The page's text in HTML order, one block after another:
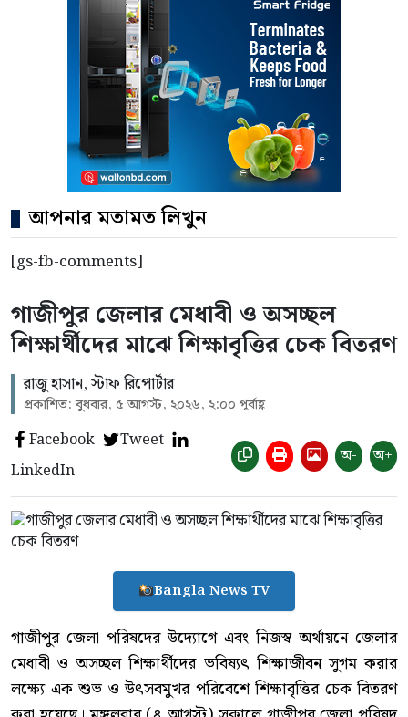
আপনার মতামত লিখুন
[gs-fb-comments]
গাজীপুর জেলার মেধাবী ও অসচ্ছল
শিক্ষার্থীদের মাঝে শিক্ষাবৃত্তির চেক বিতরণ
রাজু হাসান, স্টাফ রিপোর্টার
প্রকাশিত: বুধবার, ৫ আগস্ট, ২০২৬, ২:০০ পূর্বাহ্ণ
Facebook
Tweet
LinkedIn
অ- অ+
Bangla News TV
গাজীপুর জেলা পরিষদের উদ্যোগে এবং নিজস্ব অর্থায়নে জেলার
মেধাবী ও অসচ্ছল শিক্ষার্থীদের ভবিষ্যৎ শিক্ষাজীবন সুগম করার
লক্ষ্যে এক শুভ ও উৎসবমুখর পরিবেশে শিক্ষাবৃত্তির চেক বিতরণ